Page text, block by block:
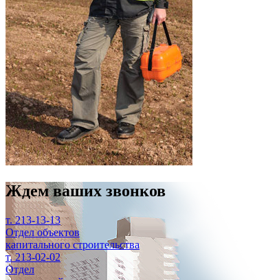
Ждем ваших звонков
т. 213-13-13
Отдел объектов
капитального строительства
т. 213-02-02
Отдел